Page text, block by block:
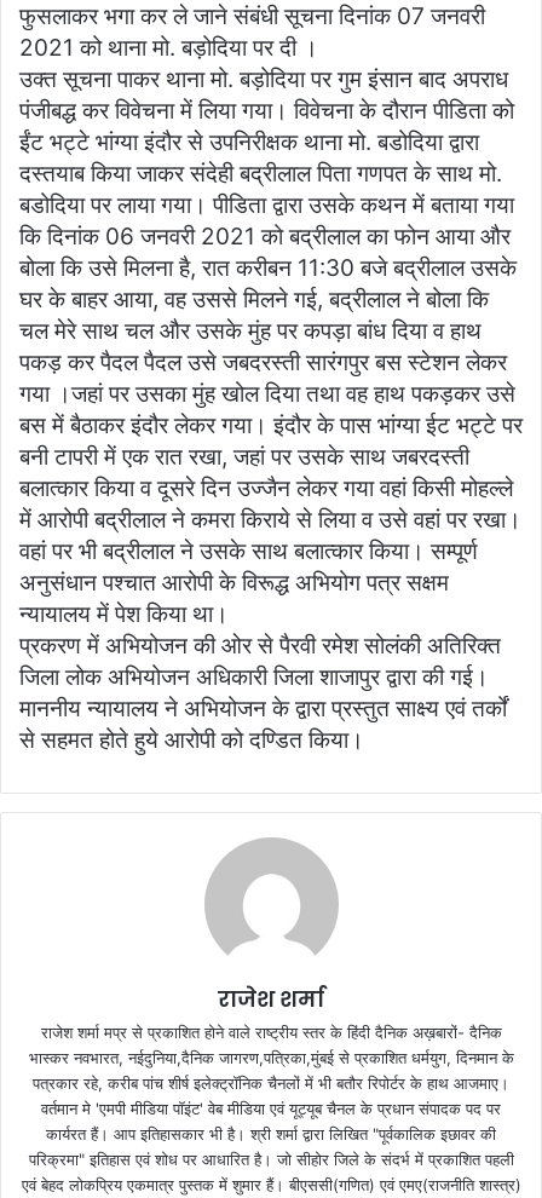
फुसलाकर भगा कर ले जाने संबंधी सूचना दिनांक 07 जनवरी
2021 को थाना मो. बड़ोदिया पर दी ।
उक्त सूचना पाकर थाना मो. बड़ोदिया पर गुम इंसान बाद अपराध
पंजीबद्ध कर विवेचना में लिया गया। विवेचना के दौरान पीडिता को
ईंट भट्टे भांग्या इंदौर से उपनिरीक्षक थाना मो. बडोदिया द्वारा
दस्तयाब किया जाकर संदेही बद्रीलाल पिता गणपत के साथ मो.
बडोदिया पर लाया गया। पीडिता द्वारा उसके कथन में बताया गया
कि दिनांक 06 जनवरी 2021 को बद्रीलाल का फोन आया और
बोला कि उसे मिलना है, रात करीबन 11:30 बजे बद्रीलाल उसके
घर के बाहर आया, वह उससे मिलने गई, बद्रीलाल ने बोला कि
चल मेरे साथ चल और उसके मुंह पर कपड़ा बांध दिया व हाथ
पकड़ कर पैदल पैदल उसे जबदरस्ती सारंगपुर बस स्टेशन लेकर
गया ।जहां पर उसका मुंह खोल दिया तथा वह हाथ पकड़कर उसे
बस में बैठाकर इंदौर लेकर गया। इंदौर के पास भांग्या ईट भट्टे पर
बनी टापरी में एक रात रखा, जहां पर उसके साथ जबरदस्ती
बलात्कार किया व दूसरे दिन उज्जैन लेकर गया वहां किसी मोहल्ले
में आरोपी बद्रीलाल ने कमरा किराये से लिया व उसे वहां पर रखा।
वहां पर भी बद्रीलाल ने उसके साथ बलात्कार किया। सम्पूर्ण
अनुसंधान पश्चात आरोपी के विरूद्ध अभियोग पत्र सक्षम
न्यायालय में पेश किया था।
प्रकरण में अभियोजन की ओर से पैरवी रमेश सोलंकी अतिरिक्त
जिला लोक अभियोजन अधिकारी जिला शाजापुर द्वारा की गई।
माननीय न्यायालय ने अभियोजन के द्वारा प्रस्तुत साक्ष्य एवं तर्कों
से सहमत होते हुये आरोपी को दण्डित किया।
राजेश शर्मा
राजेश शर्मा मप्र से प्रकाशित होने वाले राष्ट्रीय स्तर के हिंदी दैनिक अख़बारों- दैनिक
भास्कर नवभारत, नईदुनिया,दैनिक जागरण,पत्रिका,मुंबई से प्रकाशित धर्मयुग, दिनमान के
पत्रकार रहे, करीब पांच शीर्ष इलेक्ट्रॉनिक चैनलों में भी बतौर रिपोर्टर के हाथ आजमाए।
वर्तमान मे 'एमपी मीडिया पॉइंट' वेब मीडिया एवं यूट्यूब चैनल के प्रधान संपादक पद पर
कार्यरत हैं। आप इतिहासकार भी है। श्री शर्मा द्वारा लिखित "पूर्वकालिक इछावर की
परिक्रमा" इतिहास एवं शोध पर आधारित है। जो सीहोर जिले के संदर्भ में प्रकाशित पहली
एवं बेहद लोकप्रिय एकमात्र पुस्तक में शुमार हैं। बीएससी(गणित) एवं एमए(राजनीति शास्त्र)